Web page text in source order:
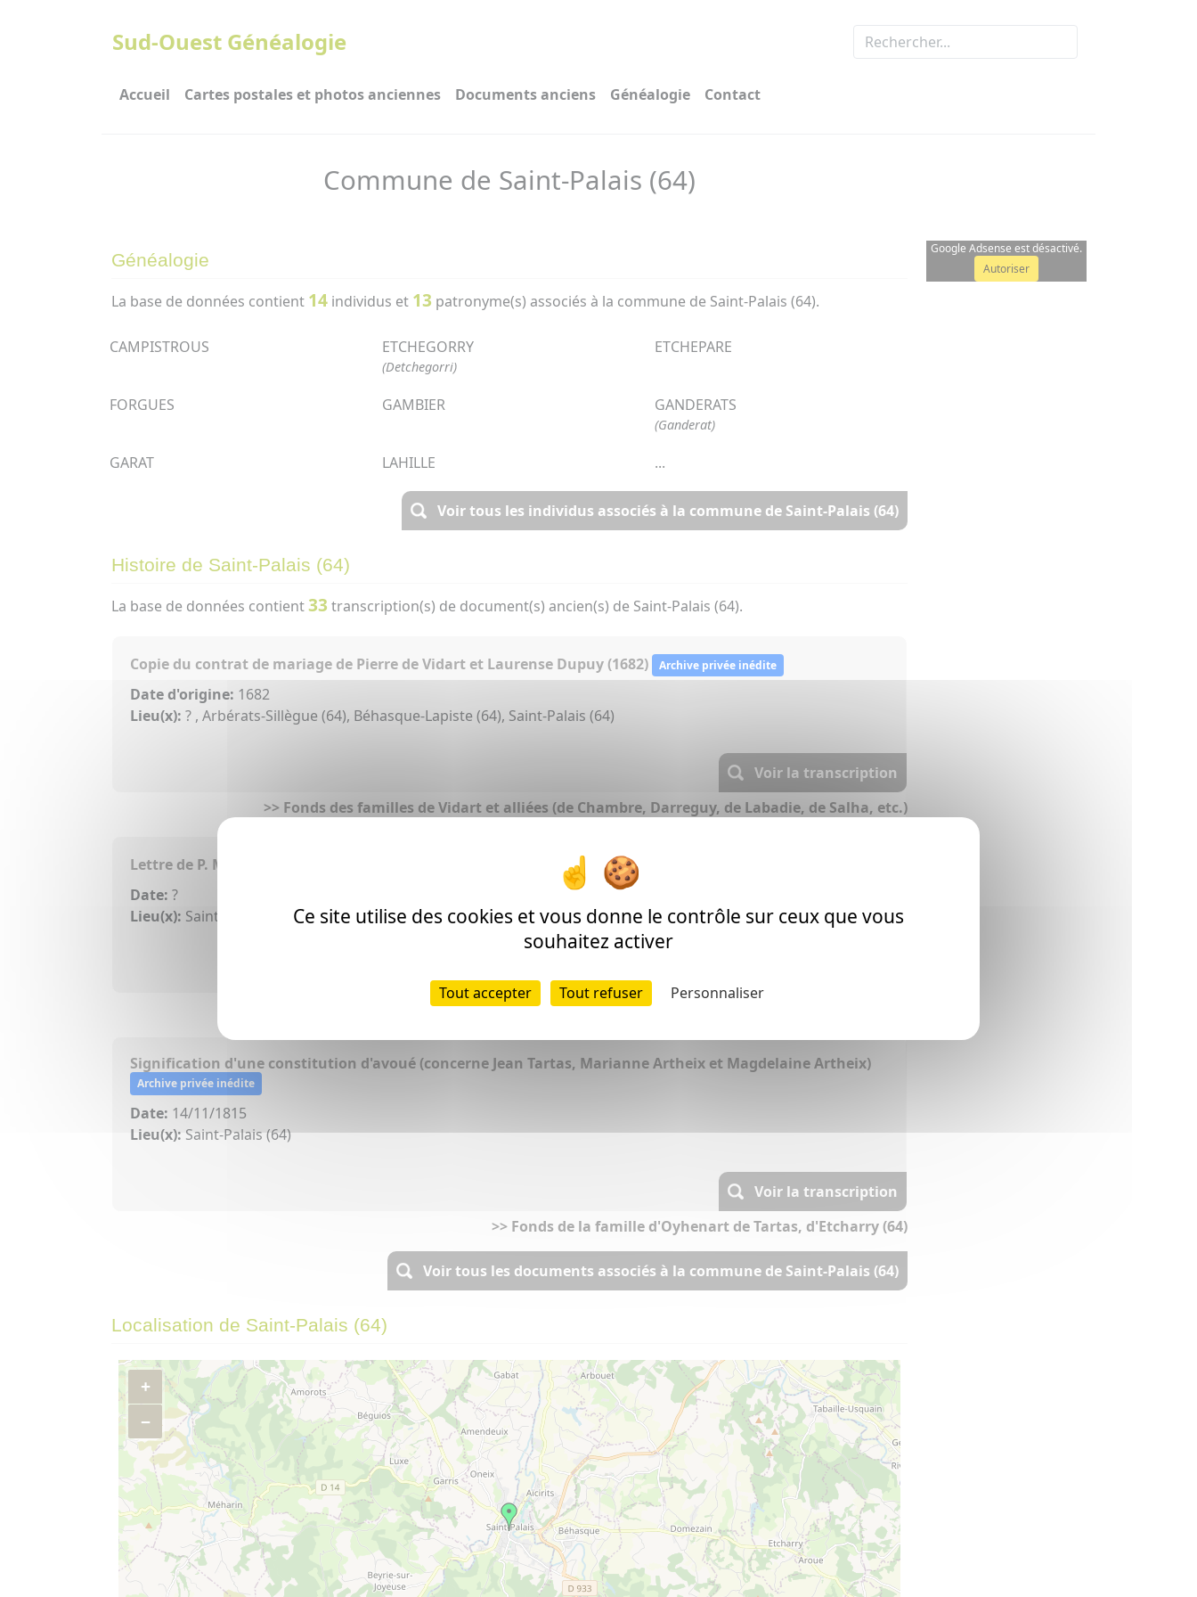
Sud-Ouest Généalogie
Accueil Cartes postales et photos anciennes Documents anciens Généalogie Contact
Commune de Saint-Palais (64)
Généalogie
La base de données contient 14 individus et 13 patronyme(s) associés à la commune de Saint-Palais (64).
CAMPISTROUS ETCHEGORRY
(Detchegorri)
ETCHEPARE
FORGUES GAMBIER GANDERATS
(Ganderat)
GARAT LAHILLE ...
Voir tous les individus associés à la commune de Saint-Palais (64)
Histoire de Saint-Palais (64)
La base de données contient33 transcription(s) de document(s) ancien(s) de Saint-Palais (64).
Copie du contrat de mariage de Pierre de Vidart et Laurense Dupuy (1682) Archive privée inédite
Date d'origine: 1682
Lieu(x): ? , Arbérats-Sillègue (64), Béhasque-Lapiste (64), Saint-Palais (64)
Voir la transcription
>> Fonds des familles de Vidart et alliées (de Chambre, Darreguy, de Labadie, de Salha, etc.)
Lettre de P. Mendisco adressée à J. Ybarnegaray jeune, à Saint-Jean-Pied-de-Port (64)
Date: ?
Lieu(x): Saint-Palais (64)
>> Fonds des familles Campagne et alliées (Ibarnégaray, etc.)
Signification d'une constitution d'avoué (concerne Jean Tartas, Marianne Artheix et Magdelaine Artheix)
Archive privée inédite
Date: 14/11/1815
Lieu(x): Saint-Palais (64)
Voir la transcription
>> Fonds de la famille d'Oyhenart de Tartas, d'Etcharry (64)
Voir tous les documents associés à la commune de Saint-Palais (64)
Localisation de Saint-Palais (64)
+
−
Google Adsense est désactivé.
Autoriser
Ce site utilise des cookies et vous donne le contrôle sur ceux que vous
souhaitez activer
Tout accepter Tout refuser Personnaliser